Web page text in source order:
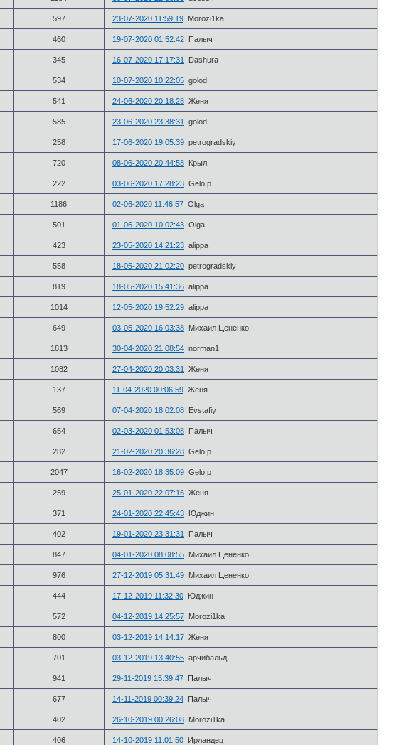
597 23-07-2020 11:59:19 Morozi1ka
460 19-07-2020 01:52:42 Палыч
345 16-07-2020 17:17:31 Dashura
534 10-07-2020 10:22:05 golod
541 24-06-2020 20:18:28 Женя
585 23-06-2020 23:38:31 golod
258 17-06-2020 19:05:39 petrogradskiy
720 08-06-2020 20:44:58 Крыл
222 03-06-2020 17:28:23 Gelo p
1186 02-06-2020 11:46:57 Olga
501 01-06-2020 10:02:43 Olga
423 23-05-2020 14:21:23 alippa
558 18-05-2020 21:02:20 petrogradskiy
819 18-05-2020 15:41:36 alippa
1014 12-05-2020 19:52:29 alippa
649 03-05-2020 16:03:38 Михаил Цененко
1813 30-04-2020 21:08:54 norman1
1082 27-04-2020 20:03:31 Женя
137 11-04-2020 00:06:59 Женя
569 07-04-2020 18:02:08 Evstafiy
654 02-03-2020 01:53:08 Палыч
282 21-02-2020 20:36:28 Gelo p
2047 16-02-2020 18:35:09 Gelo p
259 25-01-2020 22:07:16 Женя
371 24-01-2020 22:45:43 Юджин
402 19-01-2020 23:31:31 Палыч
847 04-01-2020 08:08:55 Михаил Цененко
976 27-12-2019 05:31:49 Михаил Цененко
444 17-12-2019 11:32:30 Юджин
572 04-12-2019 14:25:57 Morozi1ka
800 03-12-2019 14:14:17 Женя
701 03-12-2019 13:40:55 арчибальд
941 29-11-2019 15:39:47 Палыч
677 14-11-2019 00:39:24 Палыч
402 26-10-2019 00:26:08 Morozi1ka
406 14-10-2019 11:01:50 Ирландец